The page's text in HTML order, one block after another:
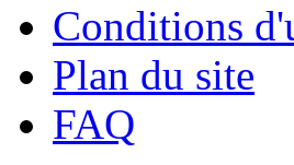
Conditions
Plan du site
FAQ